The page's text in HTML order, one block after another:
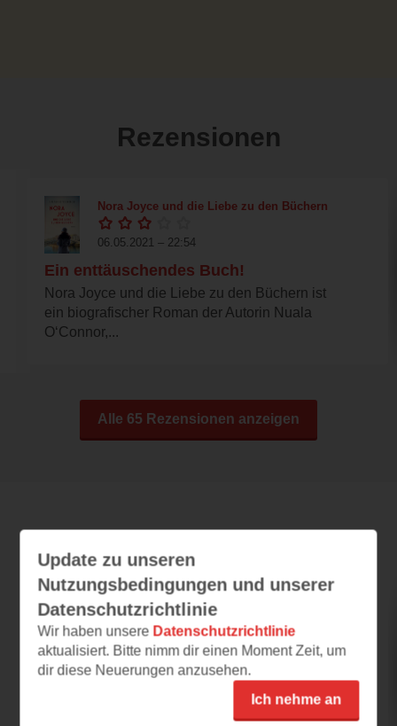
Rezensionen
Nora Joyce und die Liebe zu den Büchern
06.05.2021 – 22:54
Ein enttäuschendes Buch!
Nora Joyce und die Liebe zu den Büchern ist
ein biografischer Roman der Autorin Nuala
O‘Connor,...
Alle 65 Rezensionen anzeigen
Nora Joyce und die Liebe zu den Büchern
22.03.2021 – 01:11
Ein Buch mit Atmosphäre!
Es klingt nach einem Buch mit viel
Atmosphäre und Tiefgang. Als großer Fan
Update zu unseren
Nutzungsbedingungen und unserer
Datenschutzrichtlinie
Wir haben unsere Datenschutzrichtlinie
aktualisiert. Bitte nimm dir einen Moment Zeit, um
dir diese Neuerungen anzusehen.
Ich nehme an